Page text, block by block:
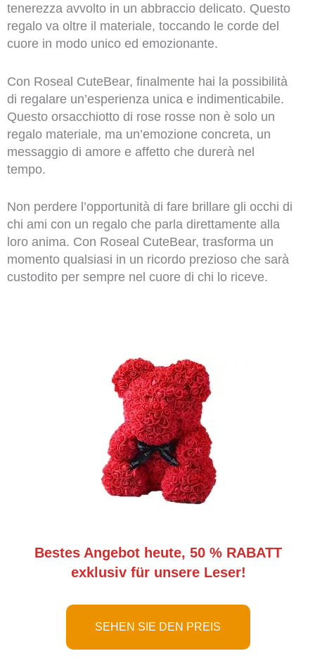
tenerezza avvolto in un abbraccio delicato. Questo
regalo va oltre il materiale, toccando le corde del
cuore in modo unico ed emozionante.
Con Roseal CuteBear, finalmente hai la possibilità
di regalare un’esperienza unica e indimenticabile.
Questo orsacchiotto di rose rosse non è solo un
regalo materiale, ma un’emozione concreta, un
messaggio di amore e affetto che durerà nel
tempo.
Non perdere l’opportunità di fare brillare gli occhi di
chi ami con un regalo che parla direttamente alla
loro anima. Con Roseal CuteBear, trasforma un
momento qualsiasi in un ricordo prezioso che sarà
custodito per sempre nel cuore di chi lo riceve.
Bestes Angebot heute, 50 % RABATT
exklusiv für unsere Leser!
SEHEN SIE DEN PREIS